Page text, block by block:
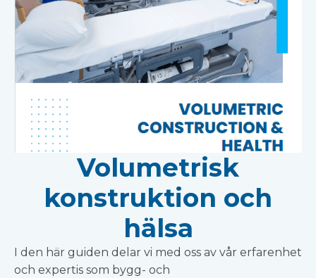
Volumetrisk
konstruktion och
hälsa
I den här guiden delar vi med oss av vår erfarenhet
och expertis som bygg- och